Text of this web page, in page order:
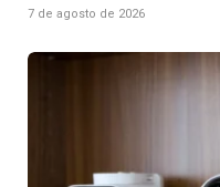
7 de agosto de 2026